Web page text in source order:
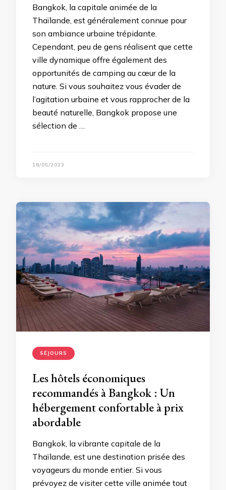
Bangkok, la capitale animée de la
Thaïlande, est généralement connue pour
son ambiance urbaine trépidante.
Cependant, peu de gens réalisent que cette
ville dynamique offre également des
opportunités de camping au cœur de la
nature. Si vous souhaitez vous évader de
l’agitation urbaine et vous rapprocher de la
beauté naturelle, Bangkok propose une
sélection de …
18/05/2023
SÉJOURS
Les hôtels économiques
recommandés à Bangkok : Un
hébergement confortable à prix
abordable
Bangkok, la vibrante capitale de la
Thaïlande, est une destination prisée des
voyageurs du monde entier. Si vous
prévoyez de visiter cette ville animée tout